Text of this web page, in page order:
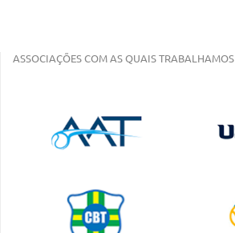
ASSOCIAÇÕES COM AS QUAIS TRABALHAMOS